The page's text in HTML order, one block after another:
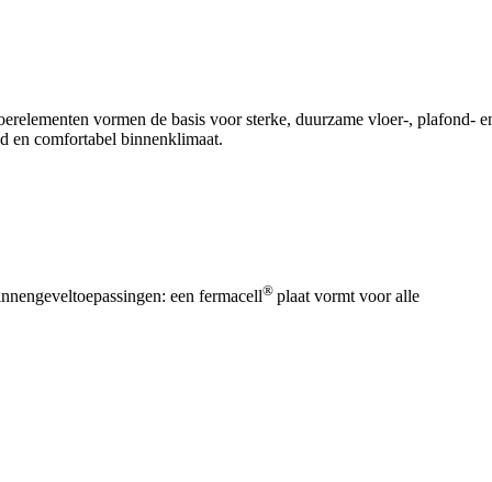
vormen de basis voor sterke, duurzame vloer-, plafond-
en comfortabel binnenklimaat.
een fermacell® plaat vormt voor alle